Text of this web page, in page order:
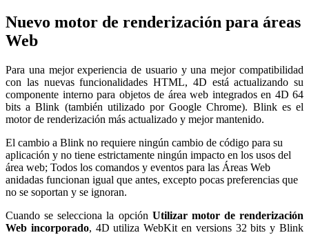
Nuevo motor de renderización para áreas
Web
Para una mejor experiencia de usuario y una mejor compatibilidad
con las nuevas funcionalidades HTML, 4D está actualizando su
componente interno para objetos de área web integrados en 4D 64
bits a Blink (también utilizado por Google Chrome). Blink es el
motor de renderización más actualizado y mejor mantenido.
El cambio a Blink no requiere ningún cambio de código para su
aplicación y no tiene estrictamente ningún impacto en los usos del
área web; Todos los comandos y eventos para las Áreas Web
anidadas funcionan igual que antes, excepto pocas preferencias que
no se soportan y se ignoran.
Cuando se selecciona la opción Utilizar motor de renderización
Web incorporado, 4D utiliza WebKit en versions 32 bits y Blink